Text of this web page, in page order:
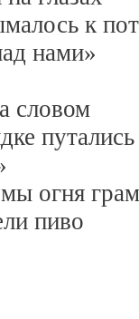
к
нами»
словом
путались
огня
пиво